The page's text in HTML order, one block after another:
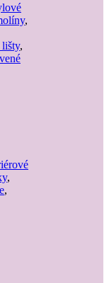
,
lišty,
,
,